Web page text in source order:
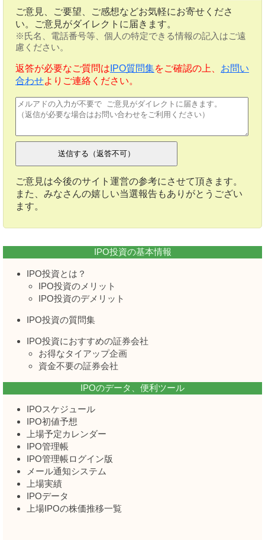
ご意見、ご要望、ご感想などお気軽にお寄せくださ
い。ご意見がダイレクトに届きます。
※氏名、電話番号等、個人の特定できる情報の記入はご遠
慮ください。
返答が必要なご質問は IPO質問集をご確認の上、 お問い
合わせよりご連絡ください。
ご意見は今後のサイト運営の参考にさせて頂きます。
また、みなさんの嬉しい当選報告もありがとうござい
ます。
IPO投資の基本情報
IPO投資とは？
IPO投資のメリット
IPO投資のデメリット
IPO投資の質問集
IPO投資におすすめの証券会社
お得なタイアップ企画
資金不要の証券会社
IPOのデータ、便利ツール
IPOスケジュール
IPO初値予想
上場予定カレンダー
IPO管理帳
IPO管理帳ログイン版
メール通知システム
上場実績
IPOデータ
上場IPOの株価推移一覧